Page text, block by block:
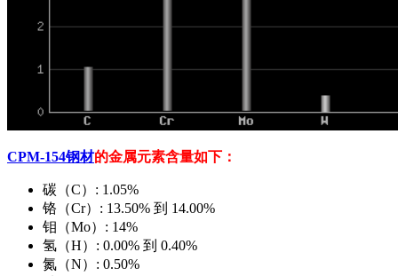
CPM-154钢材的金属元素含量如下：
碳（C）: 1.05%
铬（Cr）: 13.50% 到 14.00%
钼（Mo）: 14%
氢（H）: 0.00% 到 0.40%
氮（N）: 0.50%